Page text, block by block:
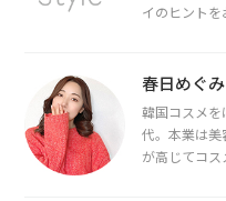
イのヒント
春日めぐみ
韓国コスメ
代。本業は美
が高じてコ